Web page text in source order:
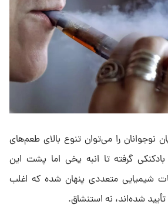
را می‌توان تنوع بالای طعم‌های
گرفته تا انبه یخی اما پشت این
شیمیایی متعددی پنهان شده که اغلب
شده‌اند، نه استنشاق.